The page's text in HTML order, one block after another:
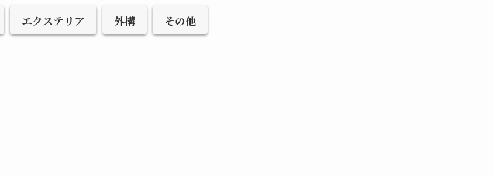
エクステリア 外構 その他